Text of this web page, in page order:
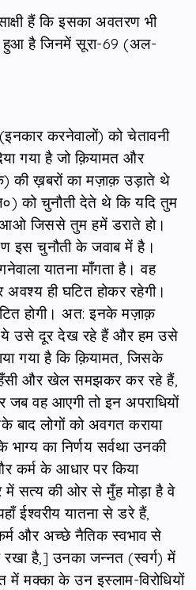
हैं कि इसका अवतरण भी
हुआ है जिनमें सूरा-69 (अल-
करनेवालों) को चेतावनी
गया है जो क़ियामत और
की ख़बरों का मज़ाक़ उड़ाते थे
को चुनौती देते थे कि यदि तुम
जिससे तुम हमें डराते हो।
इस चुनौती के जवाब में है।
यातना माँगता है। वह
अवश्य ही घटित होकर रहेगी।
होगी। अत: इनके मज़ाक़
ये उसे दूर देख रहे हैं और हम उसे
गया है कि क़ियामत, जिसके
और खेल समझकर कर रहे हैं,
वह आएगी तो इन अपराधियों
बाद लोगों को अवगत कराया
का निर्णय सर्वथा उनकी
कर्म के आधार पर किया
में सत्य की ओर से मुँह मोड़ा है वे
ईश्वरीय यातना से डरे हैं,
और अच्छे नैतिक स्वभाव से
है,] उनका जन्नत (स्वर्ग) में
में मक्का के उन इस्लाम-विरोधियों